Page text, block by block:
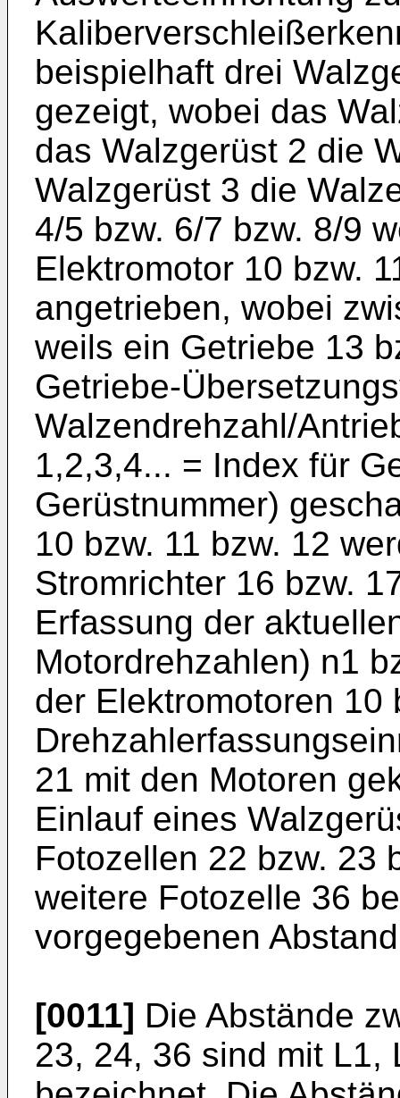
beispielhaft drei
ge­zeigt, wobei das
das Walz­gerüst 2 die
Walzgerüst 3 die
4/5 bzw. 6/7 bzw. 8/9
Elektromotor 10 bzw.
angetrieben, wobei
weils ein Getriebe 13
Getrie­be-
Walzendrehzahl/
1,2,3,4... = Index für
Gerüstnummer)
10 bzw. 11 bzw. 12
Stromrichter 16 bzw.
Erfassung der
Motordrehzahlen) n1
der Elektromotoren 10
21 mit den Motoren
Einlauf eines
Fotozellen 22 bzw. 23
weitere Fotozelle 36
vorgegebenen
[0011] Die Abstände
23, 24, 36 sind mit L1,